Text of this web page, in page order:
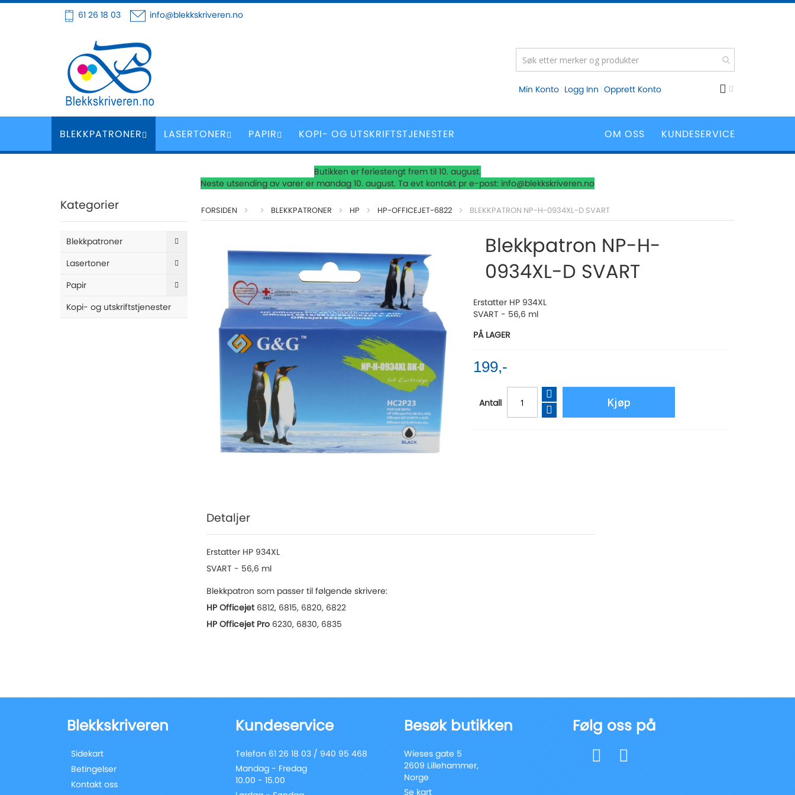
Hoppe
innhold
61 26 18 03 info@blekkskriveren.no
Min Konto Logg Inn Opprett Konto
BLEKKPATRONER LASERTONER PAPIR KOPI- OG UTSKRIFTSTJENESTER KUNDESERVICE
OM OSS
Butikken er feriestengt frem til 10. august.
Neste utsending av varer er mandag 10. august. Ta evt kontakt pr e-post: info@blekkskriveren.no
FORSIDEN BLEKKPATRONER HP HP-OFFICEJET-6822 BLEKKPATRON NP-H-0934XL-D SVART
gallery
the
beginning
of
the
gallery
Blekkpatron NP-H-
0934XL-D SVART
Erstatter HP 934XL
SVART - 56,6 ml
PÅ LAGER
199,-
Antall Kjøp
Detaljer
Erstatter HP 934XL
SVART - 56,6 ml
Blekkpatron som passer til følgende skrivere:
HP Officejet 6812, 6815, 6820, 6822
HP Officejet Pro 6230, 6830, 6835
Kategorier
Blekkpatroner
Lasertoner
Papir
Kopi- og utskriftstjenester
Blekkskriveren
Sidekart
Betingelser
Kontakt oss
Kundeservice
Telefon 61 26 18 03 / 940 95 468
Mandag - Fredag
10.00 - 15.00
Besøk butikken
Wieses gate 5
2609 Lillehammer,
Norge
Se kart
Følg oss på